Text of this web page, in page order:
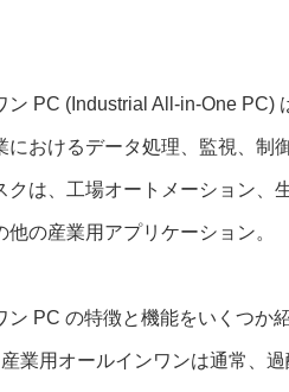
ン PC (Industrial All-in-One PC)
におけるデータ処理、監視、制
は、工場オートメーション、
の産業用アプリケーション。
ン PC の特徴と機能をいくつか
業用オールインワンは通常、